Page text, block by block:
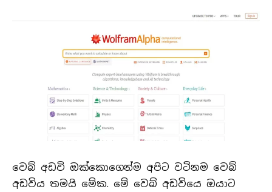
වෙබ් අඩවි ඔක්කොගෙන්ම අපිට වටිනම වෙබ්
අඩවිය තමයි මේක. මේ වෙබ් අඩවියෙ ඔයාට